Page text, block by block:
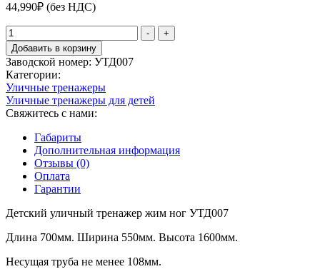
44,990₽ (без НДС)
Количество
товара
Детский
уличный
тренажер
жим
ног
УТД007
-
+
Добавить в корзину
Заводской номер: УТД007
Категории:
Уличные тренажеры
Уличные тренажеры для детей
Свяжитесь с нами:
Габариты
Дополнительная информация
Отзывы (0)
Оплата
Гарантии
Детский уличный тренажер жим ног УТД007
Длина 700мм. Ширина 550мм. Высота 1600мм.
Несущая труба не менее 108мм.